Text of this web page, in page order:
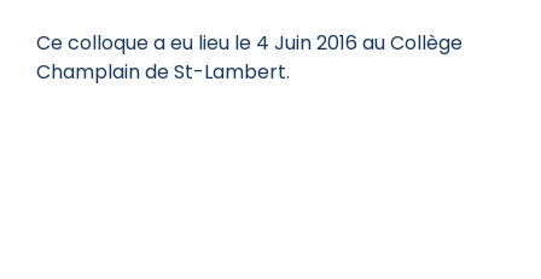
Ce colloque a eu lieu le 4 Juin 2016 au Collège
Champlain de St-Lambert.